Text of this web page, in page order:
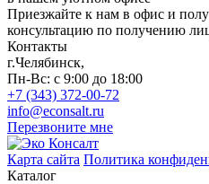
Приезжайте к нам в офис и
консультацию по получению
Контакты
г.Челябинск,
Пн-Вс: с 9:00 до 18:00
+7 (343) 372-00-72
info@econsalt.ru
Перезвоните мне
Карта сайта Политика
Каталог